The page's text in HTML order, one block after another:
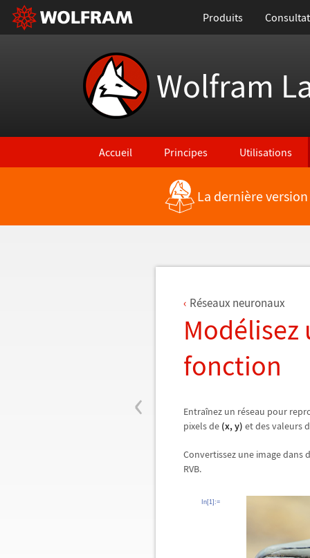
Produits
Wolfram
Accueil Principes Utilisations
Retour vers les nouvelles fonctionnalités
La dernière
‹
Réseaux neuronaux
Modélisez
fonction
Entraînez un réseau pour
pixels de (x,y) et des valeurs
Convertissez une image dans
RVB.
In[1]:=